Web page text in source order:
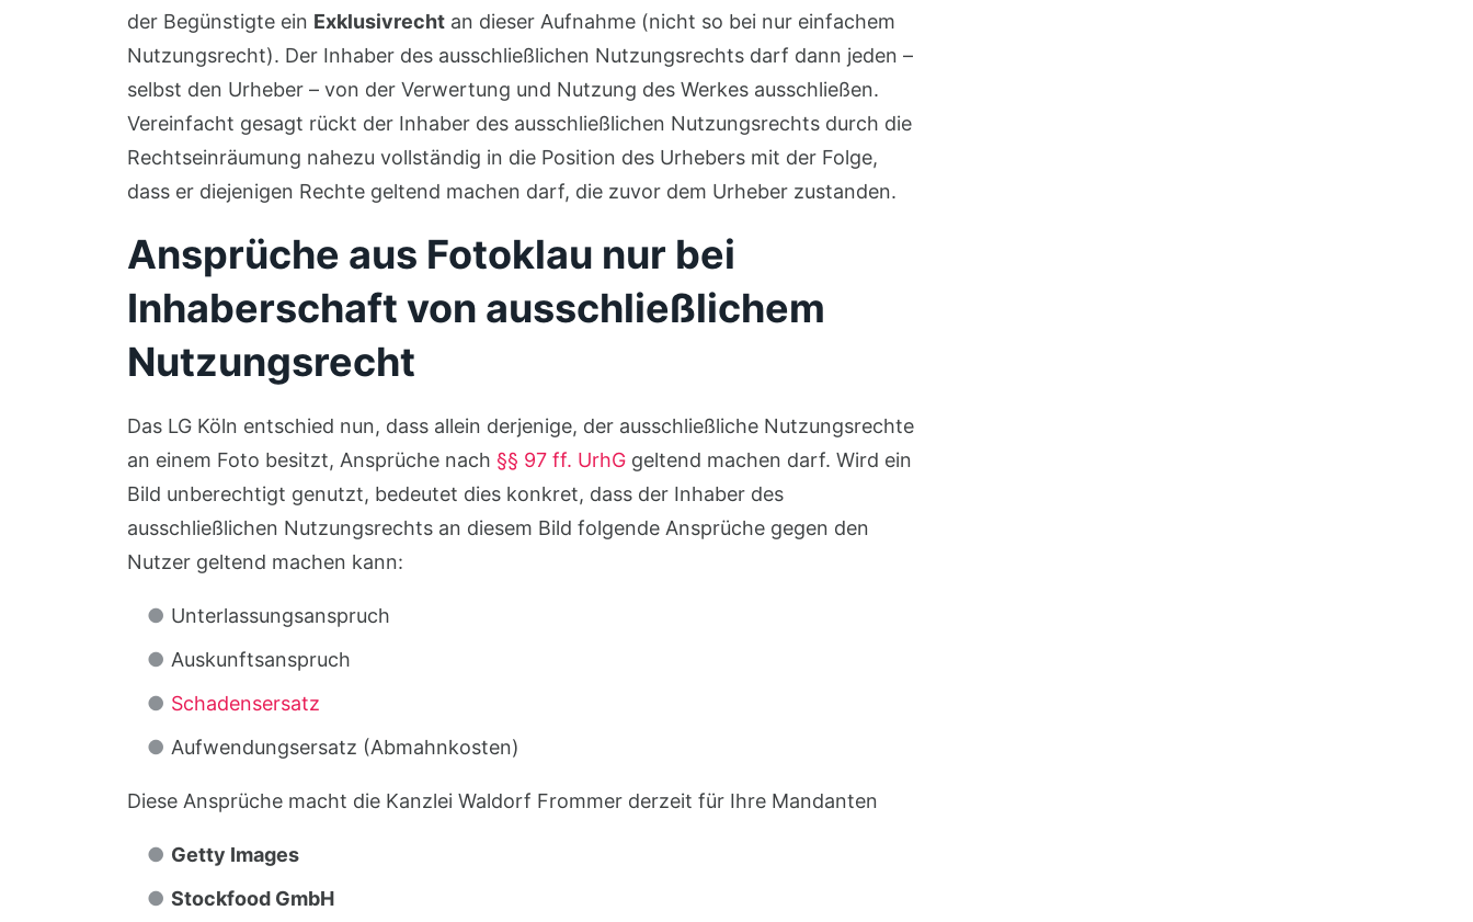
der Begünstigte ein Exklusivrechtan dieser Aufnahme (nicht so bei nur einfachem
Nutzungsrecht). Der Inhaber des ausschließlichen Nutzungsrechts darf dann jeden –
selbst den Urheber – von der Verwertung und Nutzung des Werkes ausschließen.
Vereinfacht gesagt rückt der Inhaber des ausschließlichen Nutzungsrechts durch die
Rechtseinräumung nahezu vollständig in die Position des Urhebers mit der Folge,
dass er diejenigen Rechte geltend machen darf, die zuvor dem Urheber zustanden.
Ansprüche aus Fotoklau nur bei
Inhaberschaft von ausschließlichem
Nutzungsrecht
Das LG Köln entschied nun, dass allein derjenige, der ausschließliche Nutzungsrechte
an einem Foto besitzt, Ansprüche nach §§ 97 ff. UrhGgeltend machen darf. Wird ein
Bild unberechtigt genutzt, bedeutet dies konkret, dass der Inhaber des
ausschließlichen Nutzungsrechts an diesem Bild folgende Ansprüche gegen den
Nutzer geltend machen kann:
Unterlassungsanspruch
Auskunftsanspruch
Schadensersatz
Aufwendungsersatz (Abmahnkosten)
Diese Ansprüche macht die Kanzlei Waldorf Frommer derzeit für Ihre Mandanten
Getty Images
Stockfood GmbH